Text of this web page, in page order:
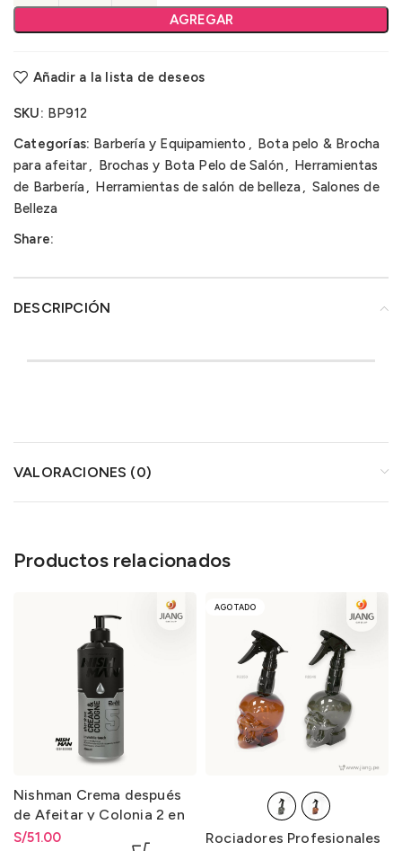
AGREGAR
Añadir a la lista de deseos
SKU: BP912
Categorías: Barbería y Equipamiento , Bota pelo & Brocha
para afeitar, Brochas y Bota Pelo de Salón, Herramientas
de Barbería, Herramientas de salón de belleza, Salones de
Belleza
Share:
DESCRIPCIÓN
VALORACIONES (0)
Productos relacionados
Nishman Crema después
de Afeitar y Colonia 2 en
1-5 After Shave Cream &
S/51.00
AGOTADO
Rociadores Profesionales